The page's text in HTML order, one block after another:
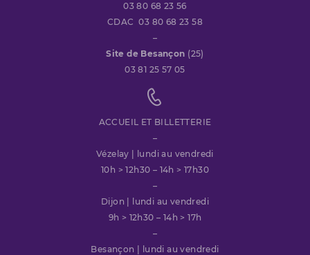
03 80 68 23 56
CDAC 03 80 68 23 58
–
Site de Besançon (25)
03 81 25 57 05
ACCUEIL ET BILLETTERIE
–
Vézelay | lundi au vendredi
10h > 12h30 – 14h > 17h30
–
Dijon | lundi au vendredi
9h > 12h30 – 14h > 17h
–
Besançon | lundi au vendredi